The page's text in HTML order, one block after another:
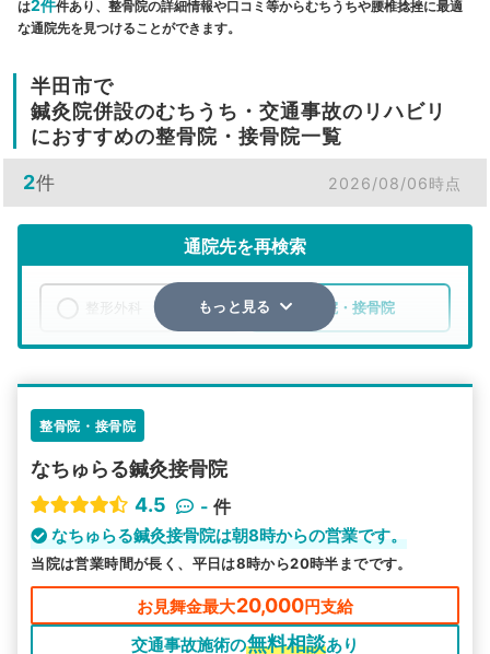
は2件件あり、整骨院の詳細情報や口コミ等からむちうちや腰椎捻挫に最適
な通院先を見つけることができます。
半田市で
鍼灸院併設のむちうち・交通事故のリハビリ
におすすめの整骨院・接骨院一覧
2件 2026/08/06時点
通院先を再検索
整骨院・接骨院
詳細条件で絞り込む
その他の検索方法
駅から探す 院名から探す
もっと見る
整骨院・接骨院
なちゅらる鍼灸接骨院
4.5
- 件
なちゅらる鍼灸接骨院は朝8時からの営業です。
当院は営業時間が長く、平日は8時から20時半までです。
お見舞金最大20,000円支給
交通事故施術の無料相談あり